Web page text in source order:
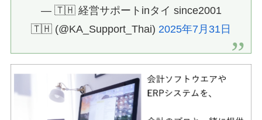
— 🇹🇭 経営サポートinタイ since2001
🇹🇭 (@KA_Support_Thai) 2025年7月31日